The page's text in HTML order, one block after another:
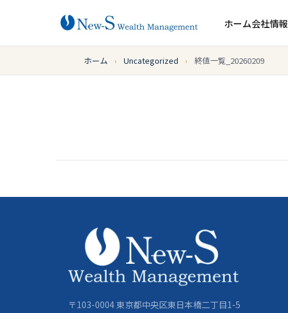
ホーム会社情報
ホーム › Uncategorized › 終値一覧_20260209
〒103-0004 東京都中央区東日本橋二丁目1-5